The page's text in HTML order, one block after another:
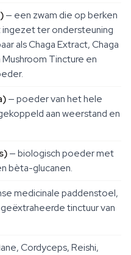
— een zwam die op berken
ter ondersteuning
als Chaga Extract, Chaga
Tincture en
— poeder van het hele
aan weerstand en
— biologisch poeder met
bèta-glucanen.
medicinale paddenstoel,
tinctuur van
Cordyceps, Reishi,